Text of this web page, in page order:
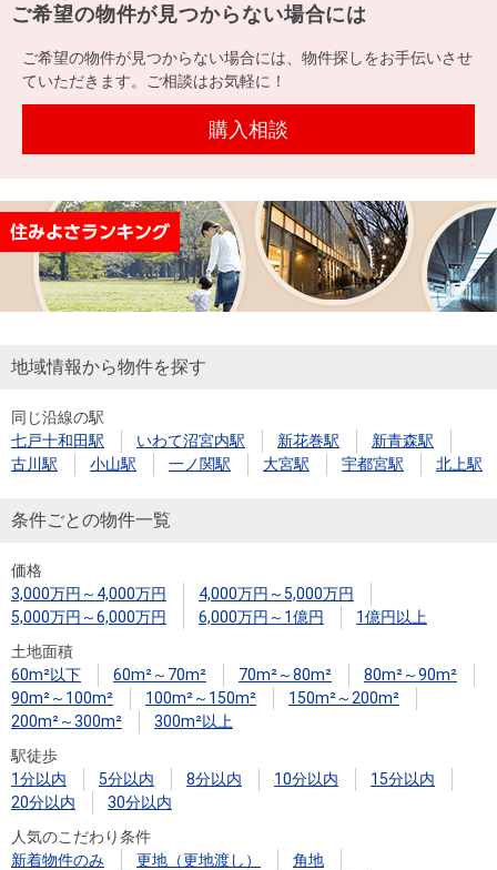
ご希望の物件が見つからない場合には
ご希望の物件が見つからない場合には、物件探しをお手伝いさせ
ていただきます。ご相談はお気軽に！
購入相談
地域情報から物件を探す
同じ沿線の駅
七戸十和田駅
いわて沼宮内駅 新花巻駅
新青森駅
古川駅
小山駅 一ノ関駅 大宮駅 宇都宮駅 北上駅
条件ごとの物件一覧
価格
3,000万円～4,000万円
4,000万円～5,000万円
5,000万円～6,000万円
6,000万円～1億円
1億円以上
土地面積
60m²以下
60m²～70m² 70m²～80m²
80m²～90m²
90m²～100m²
100m²～150m²
150m²～200m²
200m²～300m²
300m²以上
駅徒歩
1分以内
5分以内 8分以内 10分以内
15分以内
20分以内
30分以内
人気のこだわり条件
新着物件のみ
更地（更地渡し）
角地